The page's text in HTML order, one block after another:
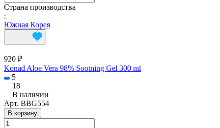
Страна производства
:
Южная Корея
920 ₽
Konad Aloe Vera 98% Sootning Gel 300 ml
5
18
В наличии
Арт. BBG554
В корзину